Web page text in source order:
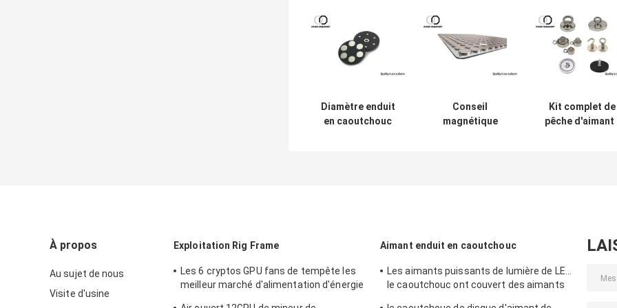
Diamètre enduit
en caoutchouc
Conseil
magnétique
Kit complet de
pêche d'aimant
À propos
Au sujet de nous
Visite d'usine
Exploitation Rig Frame
Les 6 cryptos GPU fans de tempête les
meilleur marché d'alimentation d'énergie
Aimant enduit en caoutchouc
Les aimants puissants de lumière de LED,
le caoutchouc ont couvert des aimants